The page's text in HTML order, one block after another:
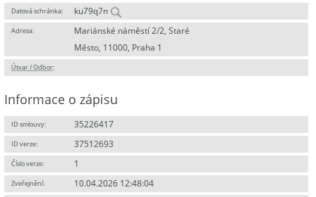
Datová schránka: ku79q7n
Adresa:
Mariánské náměstí 2/2, Staré
Město, 11000, Praha 1
Útvar / Odbor:
Informace o zápisu
ID smlouvy: 35226417
ID verze: 37512693
Číslo verze: 1
Zveřejnění: 10.04.2026 12:48:04